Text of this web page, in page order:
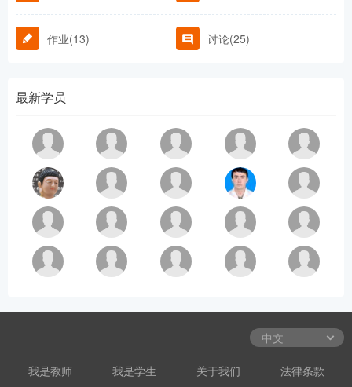
作业(13) 讨论(25)
最新学员
我是教师 我是学生 关于我们 法律条款